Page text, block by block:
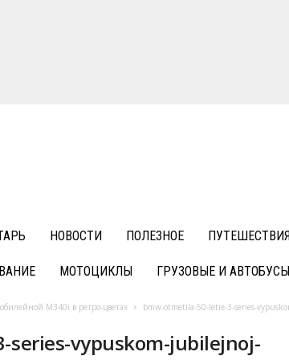
НОВОСТИ ПОЛЕЗНОЕ
МОТОЦИКЛЫ ГРУЗОВЫЕ И АВТОБУСЫ
M340i в ретро-цветах
bmw-otmetila-50-letie-3-series-
series-vypuskom-jubilejnoj-